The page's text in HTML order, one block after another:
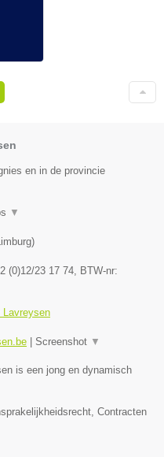
en in de provincie
▼
Limburg)
(0)12/23 17 74 , BTW-nr:
Lavreysen
Screenshot ▼
is een jong en dynamisch
Contracten